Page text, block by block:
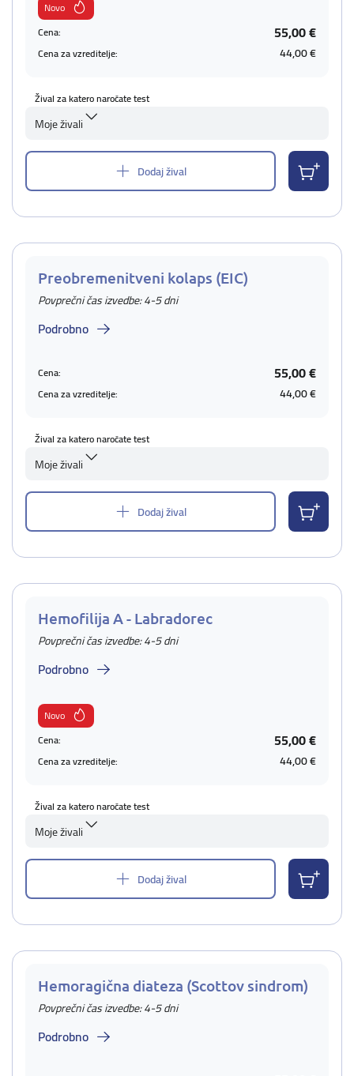
Novo
Cena:
55,00 €
Cena za vzreditelje: 44,00 €
Žival za katero naročate test
Moje živali
Dodaj žival
Preobremenitveni kolaps (EIC)
Povprečni čas izvedbe: 4-5 dni
Podrobno
Cena: 55,00 €
Cena za vzreditelje: 44,00 €
Žival za katero naročate test
Moje živali
Dodaj žival
Hemofilija A - Labradorec
Povprečni čas izvedbe: 4-5 dni
Podrobno
Novo
Cena:
55,00 €
Cena za vzreditelje: 44,00 €
Žival za katero naročate test
Moje živali
Dodaj žival
Hemoragična diateza (Scottov sindrom)
Povprečni čas izvedbe: 4-5 dni
Podrobno